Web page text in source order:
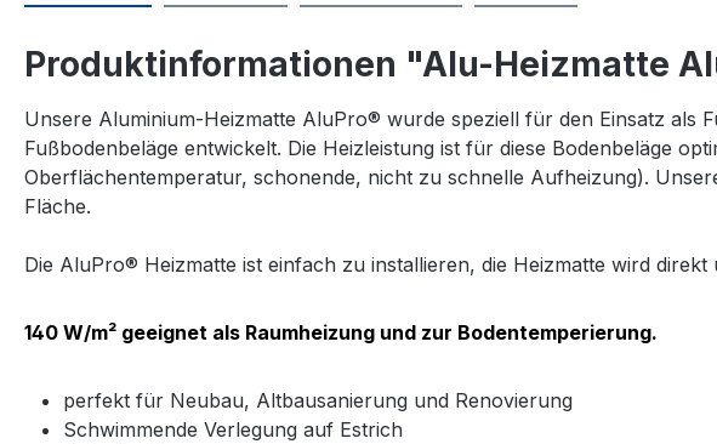
Produktinformationen "Alu-Heizmatte
Unsere Aluminium-Heizmatte AluPro® wurde speziell für den Einsatz als
Fußbodenbeläge entwickelt. Die Heizleistung ist für diese Bodenbeläge
Oberflächentemperatur, schonende, nicht zu schnelle Aufheizung).
Fläche.
Die AluPro® Heizmatte ist einfach zu installieren, die Heizmatte wird
140 W/m² geeignet als Raumheizung und zur Bodentemperierung.
perfekt für Neubau, Altbausanierung und Renovierung
Schwimmende Verlegung auf Estrich